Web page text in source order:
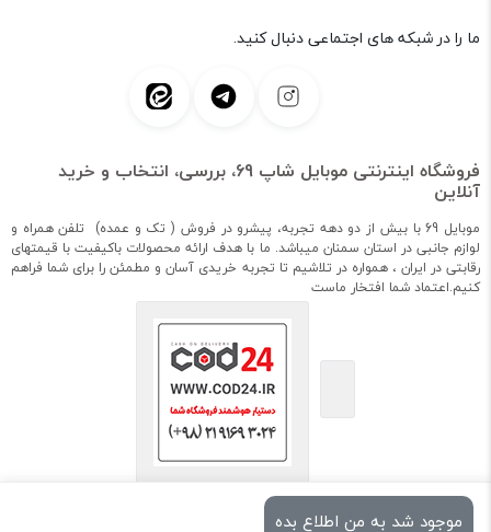
موجود شد به من اطلاع بده
ما را در شبکه های اجتماعی دنبال کنید.
فروشگاه اینترنتی موبایل شاپ 69، بررسی، انتخاب و خرید
آنلاین
موبایل 69 با بیش از دو دهه تجربه، پیشرو در فروش ( تک و عمده) تلفن همراه و
لوازم جانبی در استان سمنان میباشد. ما با هدف ارائه محصولات باکیفیت با قیمتهای
رقابتی در ایران ، همواره در تلاشیم تا تجربه خریدی آسان و مطمئن را برای شما فراهم
کنیم.اعتماد شما افتخار ماست